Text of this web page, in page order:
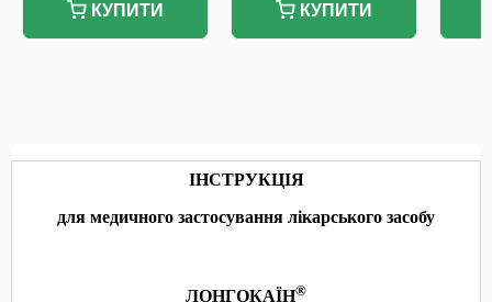
КУПИТИ КУПИТИ